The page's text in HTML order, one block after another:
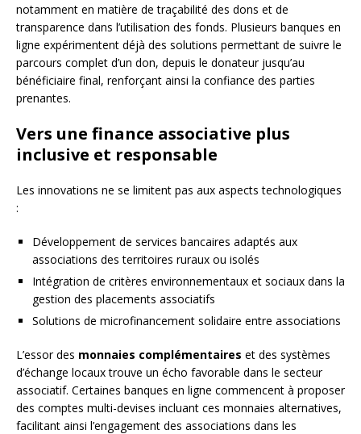
notamment en matière de traçabilité des dons et de
transparence dans l’utilisation des fonds. Plusieurs banques en
ligne expérimentent déjà des solutions permettant de suivre le
parcours complet d’un don, depuis le donateur jusqu’au
bénéficiaire final, renforçant ainsi la confiance des parties
prenantes.
Vers une finance associative plus
inclusive et responsable
Les innovations ne se limitent pas aux aspects technologiques
:
Développement de services bancaires adaptés aux
associations des territoires ruraux ou isolés
Intégration de critères environnementaux et sociaux dans la
gestion des placements associatifs
Solutions de microfinancement solidaire entre associations
L’essor des monnaies complémentaires et des systèmes
d’échange locaux trouve un écho favorable dans le secteur
associatif. Certaines banques en ligne commencent à proposer
des comptes multi-devises incluant ces monnaies alternatives,
facilitant ainsi l’engagement des associations dans les